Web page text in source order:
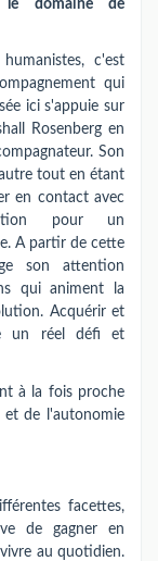
le domaine de
c'est
qui
ici s'appuie sur
Rosenberg en
Son
tout en étant
en contact avec
pour un
A partir de cette
son attention
qui animent la
Acquérir et
un réel défi et
à la fois proche
de l'autonomie
facettes,
de gagner en
au quotidien.